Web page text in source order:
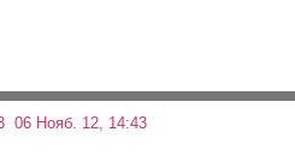
06 Нояб. 12, 14:43